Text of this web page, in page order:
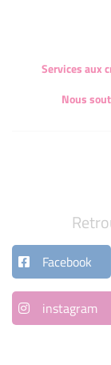
Services aux
Nous
Facebook
instagram